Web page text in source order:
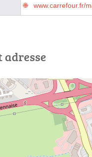
www.carrefour.fr/
adresse